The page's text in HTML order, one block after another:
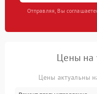
Отправляя, Вы
Цены на
Цены актуальны